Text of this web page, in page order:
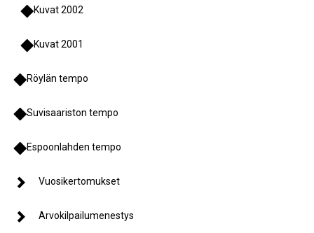
Kuvat 2002
Kuvat 2001
Röylän tempo
Suvisaariston tempo
Espoonlahden tempo
Vuosikertomukset
Arvokilpailumenestys